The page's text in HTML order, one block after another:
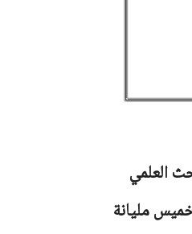
العلمي
مليانة